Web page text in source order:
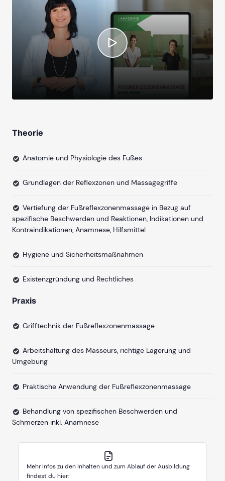
Theorie
Anatomie und Physiologie des Fußes
Grundlagen der Reflexzonen und Massagegriffe
Vertiefung der Fußreflexzonenmassage in Bezug auf
spezifische Beschwerden und Reaktionen, Indikationen und
Kontraindikationen, Anamnese, Hilfsmittel
Hygiene und Sicherheitsmaßnahmen
Existenzgründung und Rechtliches
Praxis
Grifftechnik der Fußreflexzonenmassage
Arbeitshaltung des Masseurs, richtige Lagerung und
Umgebung
Praktische Anwendung der Fußreflexzonenmassage
Behandlung von spezifischen Beschwerden und
Schmerzen inkl. Anamnese
Mehr Infos zu den Inhalten und zum Ablauf der Ausbildung
findest du hier: